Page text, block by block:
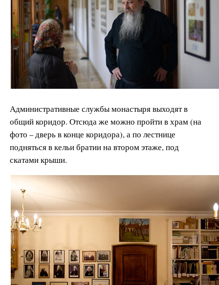
Административные службы монастыря выходят в
общий коридор. Отсюда же можно пройти в храм (на
фото – дверь в конце коридора), а по лестнице
подняться в кельи братии на втором этаже, под
скатами крыши.